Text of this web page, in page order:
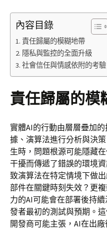
內容目錄
責任歸屬的模糊地帶
隱私與監控的全面升級
社會信任與情感依附的考驗
責任歸屬的模
實體AI的行動由層層疊加
據、演算法進行分析與決
生時，問題根源可能隱藏
干擾而傳遞了錯誤的環境
致演算法在特定情境下做
部件在關鍵時刻失效？更
力的AI可能會在部署後持
發者最初的測試與預期。
開發商可能主張，AI在出